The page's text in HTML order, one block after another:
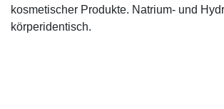
kosmetischer Produkte. Natrium- und
körperidentisch.